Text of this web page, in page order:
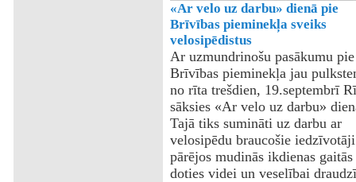
«Ar velo uz darbu» dienā pie
Brīvības pieminekļa sveiks
velosipēdistus
Ar uzmundrinošu pasākumu pie
Brīvības pieminekļa jau
no rīta trešdien, 19.septembrī
sāksies «Ar velo uz darbu»
Tajā tiks sumināti uz darbu ar
velosipēdu braucošie
pārējos mudinās ikdienas gaitās
doties videi un veselībai